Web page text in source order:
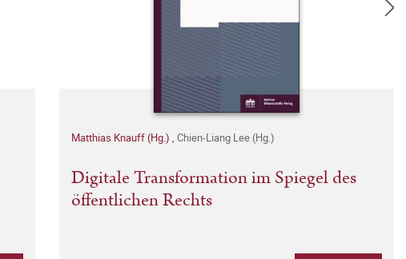
Matthias Knauff (Hg.) , Chien-Liang Lee (Hg.)
Digitale Transformation im Spiegel des
öffentlichen Rechts